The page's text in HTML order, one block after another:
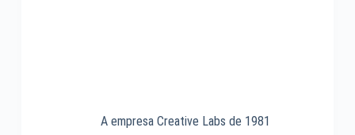
A empresa Creative Labs de 1981